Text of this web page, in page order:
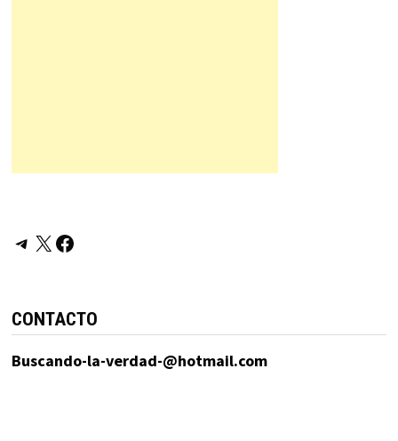
Telegram
X Facebook
CONTACTO
Buscando-la-verdad-@hotmail.com